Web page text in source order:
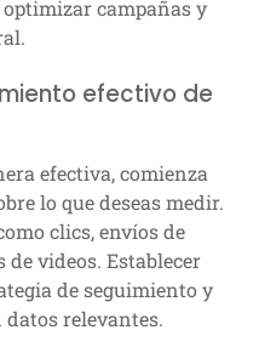
campañas y
efectivo de
efectiva, comienza
lo que deseas medir.
clics, envíos de
videos. Establecer
de seguimiento y
datos relevantes.